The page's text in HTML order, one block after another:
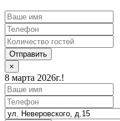
Отправить
×
8 марта 2026г.!